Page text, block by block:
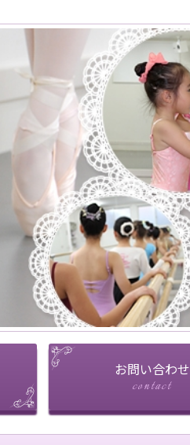
お問い合わせ